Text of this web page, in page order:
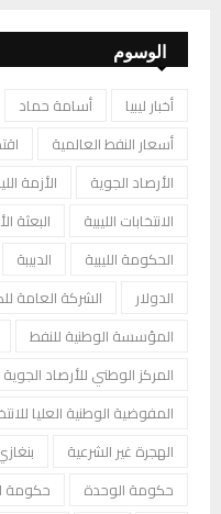
الوسوم
أخبار ليبيا أسامة حماد
أسعار النفط العالمية
الأرصاد الجوية
الأزمة
الانتخابات الليبية
البعثة
الحكومة الليبية
الدبيبة
الدولار
الشركة العامة
المؤسسة الوطنية للنفط
المركز الوطني للأرصاد الجوية
المفوضية الوطنية العليا
الهجرة غير الشرعية
حكومة الوحدة
حكومة